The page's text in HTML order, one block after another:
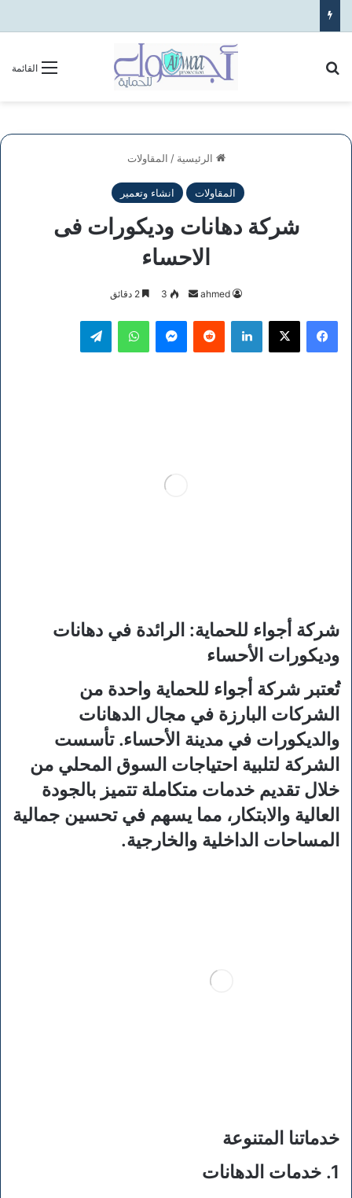
القائمة
الرئيسية / المقاولات
المقاولات انشاء وتعمير
شركة دهانات وديكورات فى
الاحساء
ahmed
أرسل
إلكترونيا
3
فيسبوك ‫X لينكدإن ماسنجر واتساب تيلقرام
شركة أجواء للحماية: الرائدة في دهانات
وديكورات الأحساء
تُعتبر شركة أجواء للحماية واحدة من
الشركات البارزة في مجال الدهانات
والديكورات في مدينة الأحساء. تأسست
الشركة لتلبية احتياجات السوق المحلي من
خلال تقديم خدمات متكاملة تتميز بالجودة
العالية والابتكار، مما يسهم في تحسين جمالية
المساحات الداخلية والخارجية.
خدماتنا المتنوعة
1. خدمات الدهانات